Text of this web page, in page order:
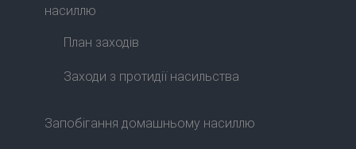
насиллю
План заходів
Заходи з протидії насильства
Запобігання домашньому насиллю